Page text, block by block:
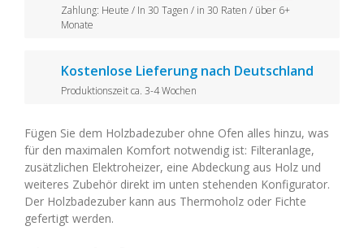
Zahlung: Heute / In 30 Tagen / in 30 Raten / über 6+
Monate
Kostenlose Lieferung nach Deutschland
Produktionszeit ca. 3-4 Wochen
Fügen Sie dem Holzbadezuber ohne Ofen alles hinzu, was
für den maximalen Komfort notwendig ist: Filteranlage,
zusätzlichen Elektroheizer, eine Abdeckung aus Holz und
weiteres Zubehör direkt im unten stehenden Konfigurator.
Der Holzbadezuber kann aus Thermoholz oder Fichte
gefertigt werden.